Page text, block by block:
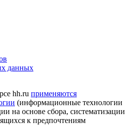
данных
hh.ru применяются
(информационные технологии
на основе сбора, систематизации
к предпочтениям